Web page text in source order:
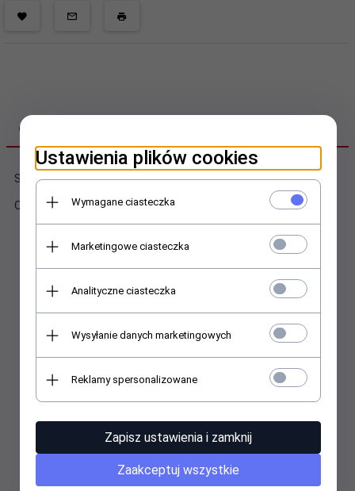
OPIS PRODUKTU
Skarbonka metalowa z kłódką i kluczykami, mix wzorów
Opakowanie opp
Polecamy
Ustawienia plików cookies
Wymagane ciasteczka
Marketingowe ciasteczka
Analityczne ciasteczka
Wysyłanie danych marketingowych
Reklamy spersonalizowane
Zapisz ustawienia i zamknij
Zaakceptuj wszystkie